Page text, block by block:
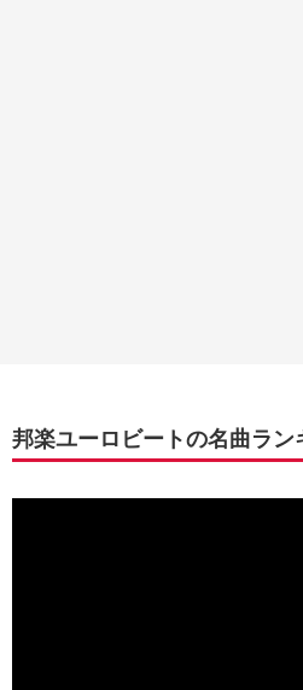
邦楽ユーロビートの名曲ラン